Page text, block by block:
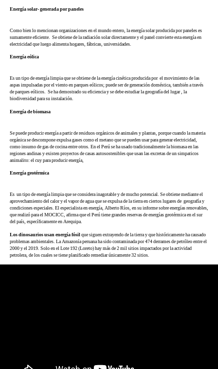
Energía solar- generada por paneles
Como bien lo mencionan organizaciones en el mundo entero, la energía solar producida por paneles es
sumamente eficiente. Se obtiene de la radiación solar directamente y el panel convierte esta energía en
electricidad que luego alimenta hogares, fábricas, universidades.
Energía eólica
Es un tipo de energía limpia que se obtiene de la energía cinética producida por el movimiento de las
aspas impulsadas por el viento en parques eólicos; puede ser de generación doméstica, también a través
de parques eólicos. Se ha demostrado su eficiencia y se debe estudiar la geografía del lugar , la
biodiversidad para su instalación.
Energía de biomasa
Se puede producir energía a partir de residuos orgánicos de animales y plantas, porque cuando la materia
orgánica se descompone expulsa gases como el metano que se pueden usar para generar electricidad,
como insumo de gas de cocina entre otros. En el Perú se ha usado tradicionalmente la biomasa en las
regiones andinas y existen proyectos de casas autosostenibles que usan las excretas de un simpaticos
animalito: el cuy para producir energía,
Energía geotérmica
Es un tipo de energía limpia que se considera inagotable y de mucho potencial. Se obtiene mediante el
aprovechamiento del calor y el vapor de agua que se expulsa de la tierra en ciertos lugares de geografía y
condiciones especiales. El especialista en energía, Alberto Ríos, en su informe sobre energías renovables,
que realizó para el MOCICC, afirma que el Perú tiene grandes reservas de energías geotérmica en el sur
del país, específicamente en Arequipa.
Los dinosaurios usan energía fósilque siguen extrayendo de la tierra y que históricamente ha causado
problemas ambientales. La Amazonía peruana ha sido contaminada por 474 derrames de petróleo entre el
2000 y el 2019. Solo en el Lote 192 (Loreto) hay más de 2 mil sitios impactados por la actividad
petrolera, de los cuales se tiene planificado remediar únicamente 32 sitios.